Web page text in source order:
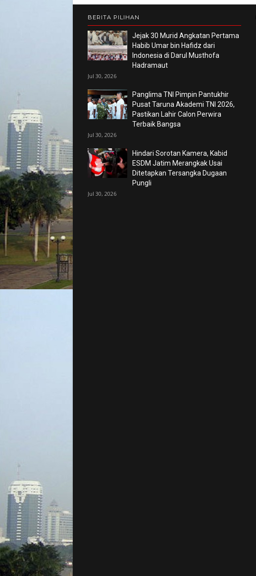
BERITA PILIHAN
Jejak 30 Murid Angkatan Pertama
Habib Umar bin Hafidz dari
Indonesia di Darul Musthofa
Hadramaut
Jul 30, 2026
Panglima TNI Pimpin Pantukhir
Pusat Taruna Akademi TNI 2026,
Pastikan Lahir Calon Perwira
Terbaik Bangsa
Jul 30, 2026
Hindari Sorotan Kamera, Kabid
ESDM Jatim Merangkak Usai
Ditetapkan Tersangka Dugaan
Pungli
Jul 30, 2026